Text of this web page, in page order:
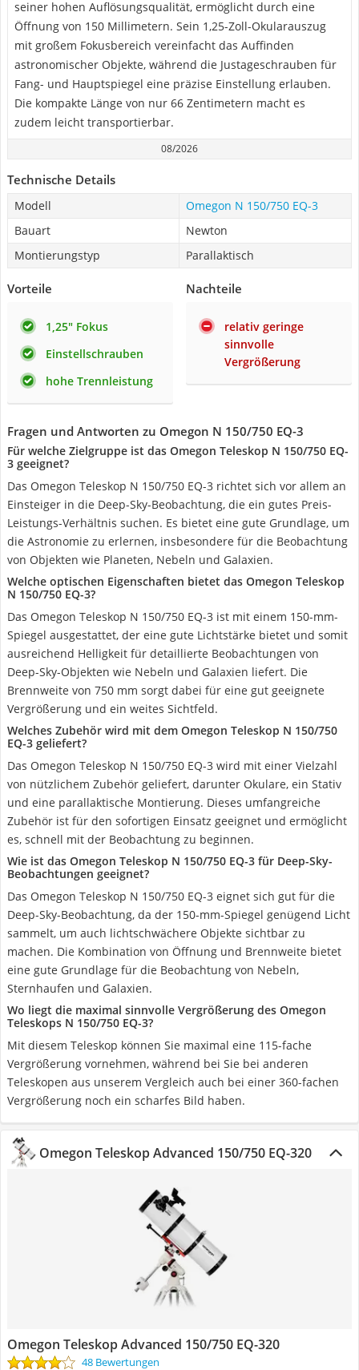
seiner hohen Auflösungsqualität, ermöglicht durch eine
Öffnung von 150 Millimetern. Sein 1,25-Zoll-Okularauszug
mit großem Fokusbereich vereinfacht das Auffinden
astronomischer Objekte, während die Justageschrauben für
Fang- und Hauptspiegel eine präzise Einstellung erlauben.
Die kompakte Länge von nur 66 Zentimetern macht es
zudem leicht transportierbar.
08/2026
Technische Details
Modell
Omegon N 150/750 EQ-3
Bauart
Newton
Montierungstyp
Parallaktisch
Vorteile
1,25" Fokus
Einstellschrauben
hohe Trennleistung
Nachteile
relativ geringe
sinnvolle
Vergrößerung
Fragen und Antworten zu Omegon N 150/750 EQ-3
Für welche Zielgruppe ist das Omegon Teleskop N 150/750 EQ-
3 geeignet?
Das Omegon Teleskop N 150/750 EQ-3 richtet sich vor allem an
Einsteiger in die Deep-Sky-Beobachtung, die ein gutes Preis-
Leistungs-Verhältnis suchen. Es bietet eine gute Grundlage, um
die Astronomie zu erlernen, insbesondere für die Beobachtung
von Objekten wie Planeten, Nebeln und Galaxien.
Welche optischen Eigenschaften bietet das Omegon Teleskop
N 150/750 EQ-3?
Das Omegon Teleskop N 150/750 EQ-3 ist mit einem 150-mm-
Spiegel ausgestattet, der eine gute Lichtstärke bietet und somit
ausreichend Helligkeit für detaillierte Beobachtungen von
Deep-Sky-Objekten wie Nebeln und Galaxien liefert. Die
Brennweite von 750 mm sorgt dabei für eine gut geeignete
Vergrößerung und ein weites Sichtfeld.
Welches Zubehör wird mit dem Omegon Teleskop N 150/750
EQ-3 geliefert?
Das Omegon Teleskop N 150/750 EQ-3 wird mit einer Vielzahl
von nützlichem Zubehör geliefert, darunter Okulare, ein Stativ
und eine parallaktische Montierung. Dieses umfangreiche
Zubehör ist für den sofortigen Einsatz geeignet und ermöglicht
es, schnell mit der Beobachtung zu beginnen.
Wie ist das Omegon Teleskop N 150/750 EQ-3 für Deep-Sky-
Beobachtungen geeignet?
Das Omegon Teleskop N 150/750 EQ-3 eignet sich gut für die
Deep-Sky-Beobachtung, da der 150-mm-Spiegel genügend Licht
sammelt, um auch lichtschwächere Objekte sichtbar zu
machen. Die Kombination von Öffnung und Brennweite bietet
eine gute Grundlage für die Beobachtung von Nebeln,
Sternhaufen und Galaxien.
Wo liegt die maximal sinnvolle Vergrößerung des Omegon
Teleskops N 150/750 EQ-3?
Mit diesem Teleskop können Sie maximal eine 115-fache
Vergrößerung vornehmen, während bei Sie bei anderen
Teleskopen aus unserem Vergleich auch bei einer 360-fachen
Vergrößerung noch ein scharfes Bild haben.
Omegon Teleskop Advanced 150/750 EQ-320
Omegon Teleskop Advanced 150/750 EQ-320
48 Bewertungen